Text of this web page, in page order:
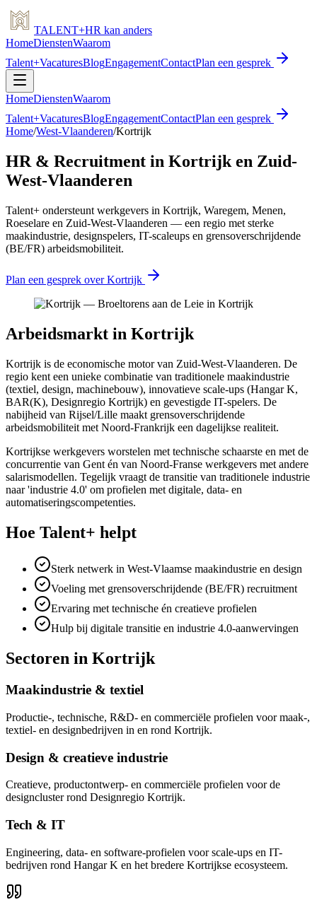
TALENT+HR kan anders
HomeDienstenWaarom
Talent+VacaturesBlogEngagementContactPlan een gesprek
HomeDienstenWaarom
Talent+VacaturesBlogEngagementContactPlan een gesprek
Home/West-Vlaanderen/Kortrijk
HR & Recruitment in Kortrijk en Zuid-
West-Vlaanderen
Talent+ ondersteunt werkgevers in Kortrijk, Waregem, Menen,
Roeselare en Zuid-West-Vlaanderen — een regio met sterke
maakindustrie, designspelers, IT-scaleups en grensoverschrijdende
(BE/FR) arbeidsmobiliteit.
Plan een gesprek over Kortrijk
Arbeidsmarkt in Kortrijk
Kortrijk is de economische motor van Zuid-West-Vlaanderen. De
regio kent een unieke combinatie van traditionele maakindustrie
(textiel, design, machinebouw), innovatieve scale-ups (Hangar K,
BAR(K), Designregio Kortrijk) en gevestigde IT-spelers. De
nabijheid van Rijsel/Lille maakt grensoverschrijdende
arbeidsmobiliteit met Noord-Frankrijk een dagelijkse realiteit.
Kortrijkse werkgevers worstelen met technische schaarste en met de
concurrentie van Gent én van Noord-Franse werkgevers met andere
salarismodellen. Tegelijk vraagt de transitie van traditionele industrie
naar 'industrie 4.0' om profielen met digitale, data- en
automatiseringscompetenties.
Hoe Talent+ helpt
Sterk netwerk in West-Vlaamse maakindustrie en design
Voeling met grensoverschrijdende (BE/FR) recruitment
Ervaring met technische én creatieve profielen
Hulp bij digitale transitie en industrie 4.0-aanwervingen
Sectoren in Kortrijk
Maakindustrie & textiel
Productie-, technische, R&D- en commerciële profielen voor maak-,
textiel- en designbedrijven in en rond Kortrijk.
Design & creatieve industrie
Creatieve, productontwerp- en commerciële profielen voor de
designcluster rond Designregio Kortrijk.
Tech & IT
Engineering, data- en software-profielen voor scale-ups en IT-
bedrijven rond Hangar K en het bredere Kortrijkse ecosysteem.